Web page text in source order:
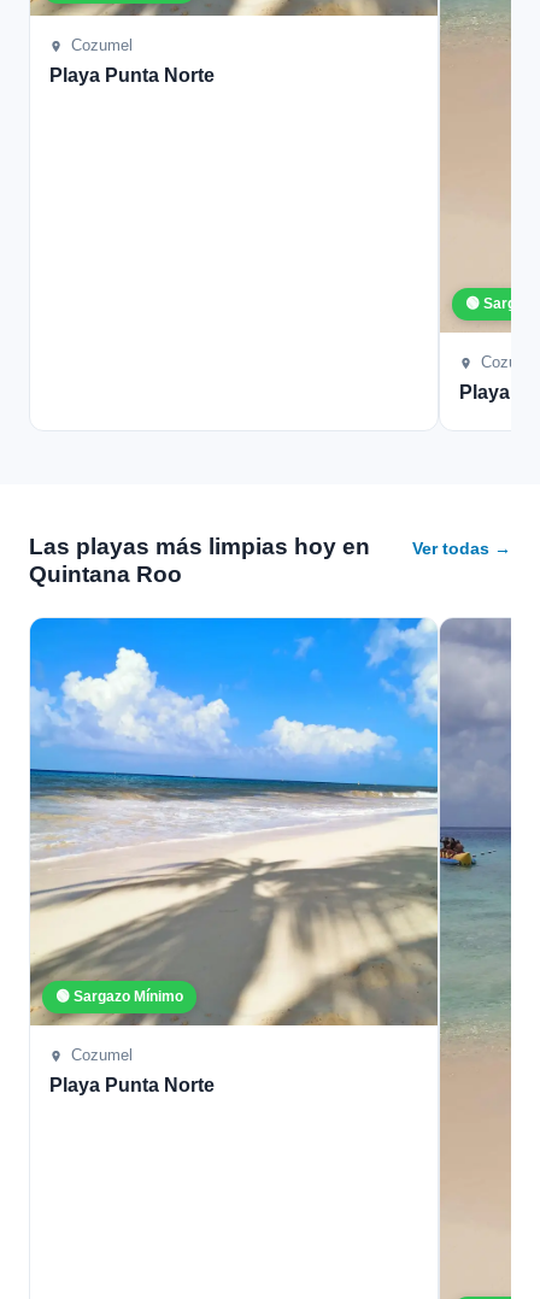
Cozumel
Playa Punta Norte
🟢
Playa
Las playas más limpias hoy en
Quintana Roo
Ver todas →
🟢 Sargazo Mínimo
Cozumel
Playa Punta Norte